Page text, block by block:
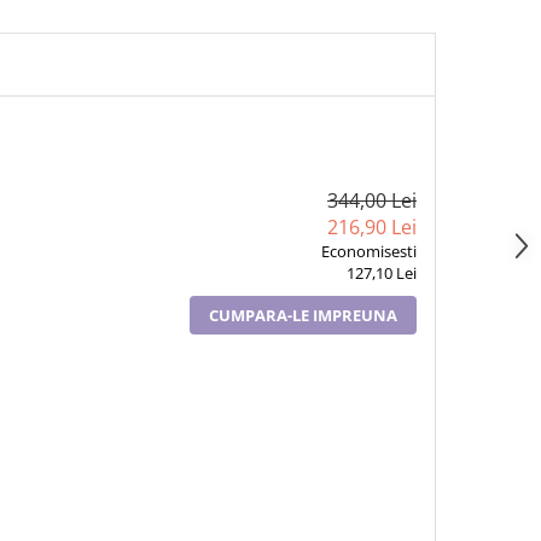
344,00 Lei
216,90 Lei
Economisesti
127,10 Lei
CUMPARA-LE IMPREUNA